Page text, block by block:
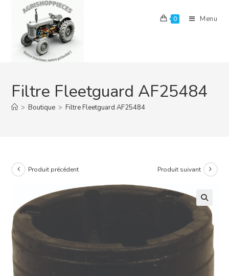
content
0 Menu
Filtre Fleetguard AF25484
> Boutique > Filtre Fleetguard AF25484
Produit précédent Produit suivant